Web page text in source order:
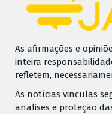
As afirmações e
inteira
refletem,
As notícias vinculas
analises e proteção